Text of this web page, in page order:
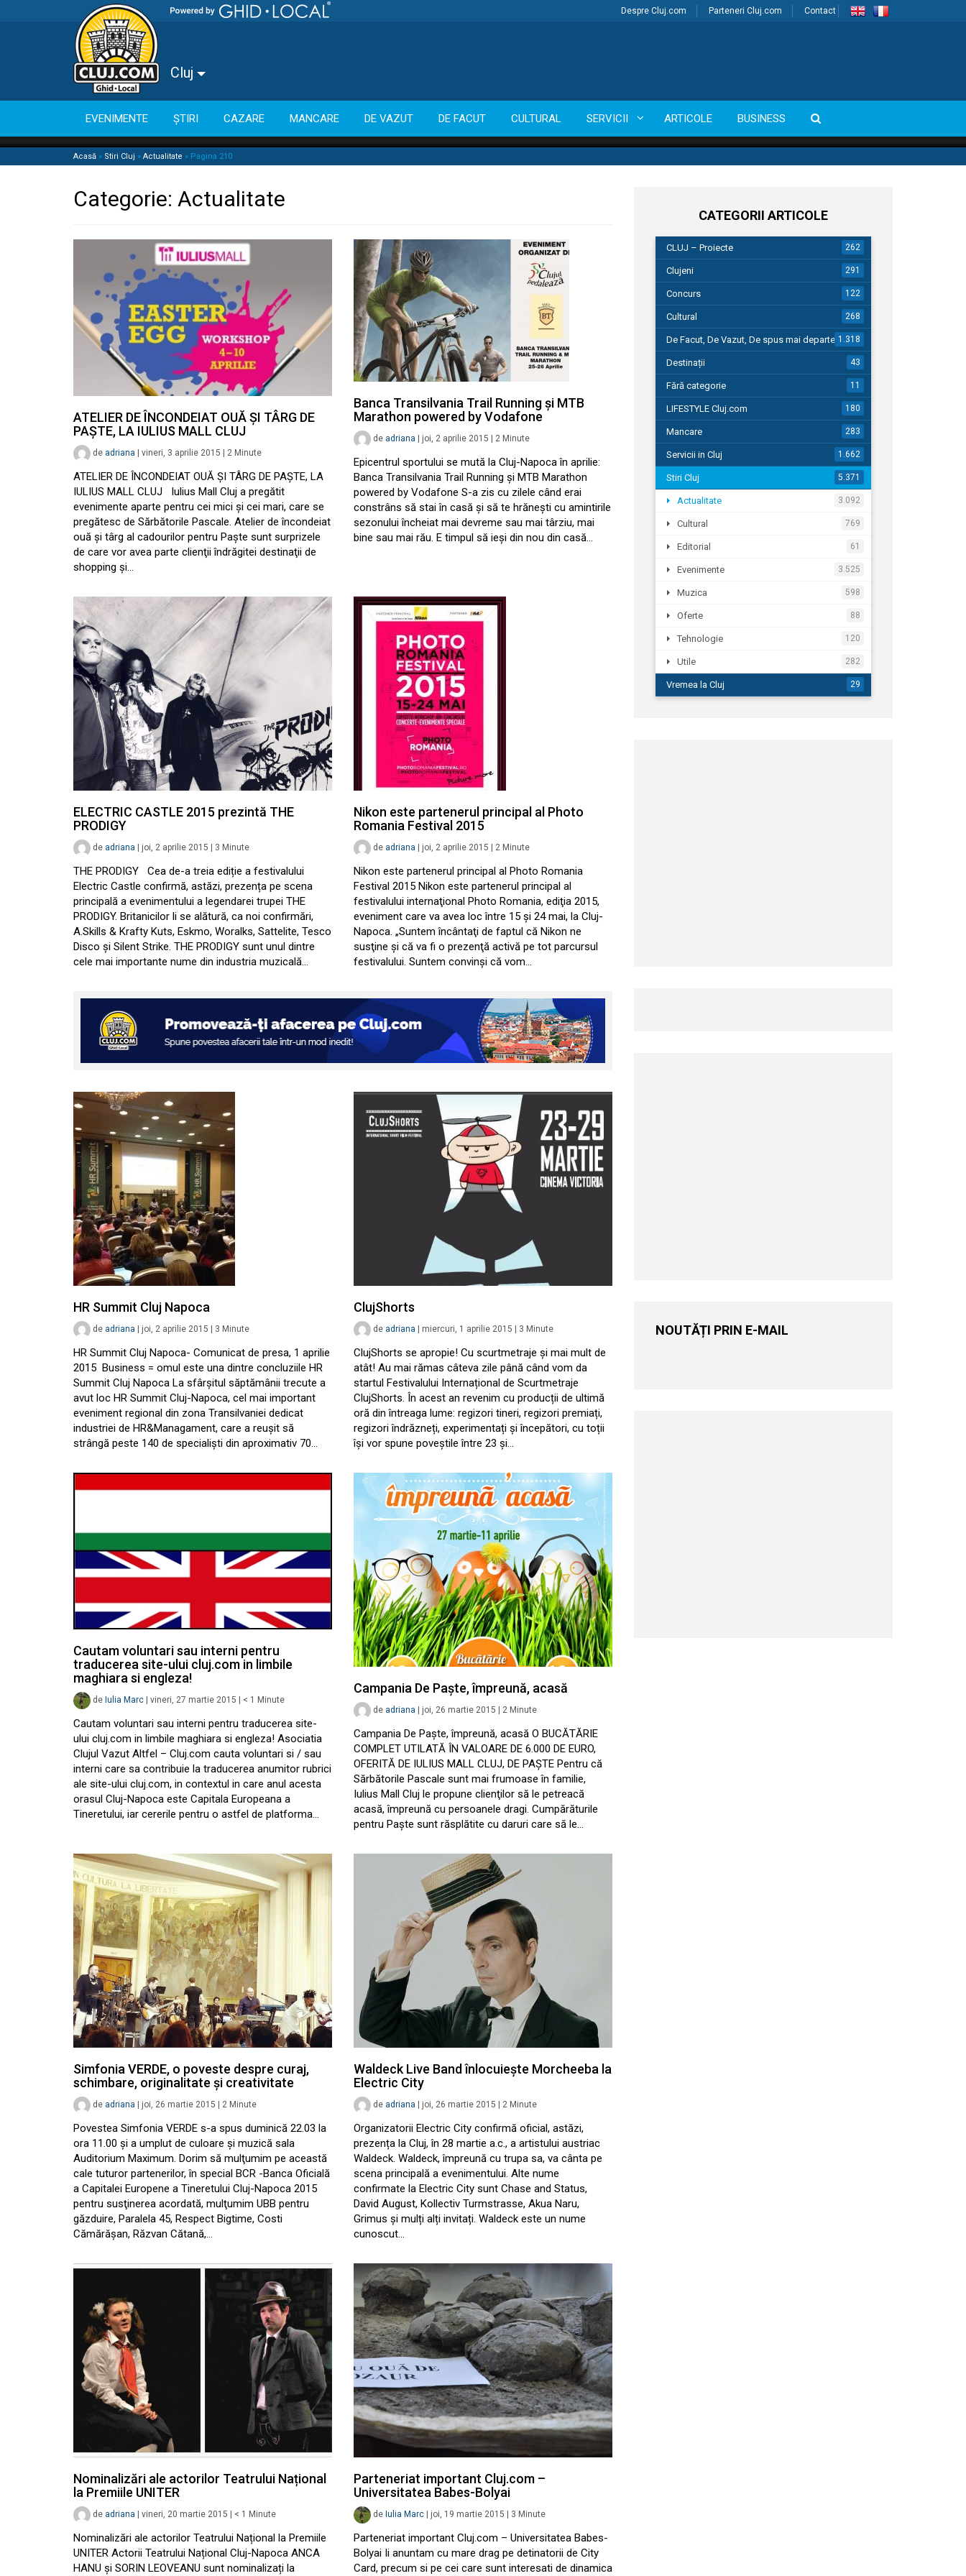
Despre Cluj.com Parteneri Cluj.com Contact
Cluj
EVENIMENTE ȘTIRI CAZARE MANCARE DE VAZUT DE FACUT CULTURAL SERVICII ARTICOLE BUSINESS
Acasă » Stiri Cluj » Actualitate » Pagina 210
Categorie: Actualitate
ATELIER DE ÎNCONDEIAT OUĂ ŞI TÂRG DE
PAŞTE, LA IULIUS MALL CLUJ
de adriana vineri, 3 aprilie 2015 2 Minute
ATELIER DE ÎNCONDEIAT OUĂ ŞI TÂRG DE PAŞTE, LA
IULIUS MALL CLUJ Iulius Mall Cluj a pregătit
evenimente aparte pentru cei mici şi cei mari, care se
pregătesc de Sărbătorile Pascale. Atelier de încondeiat
ouă şi târg al cadourilor pentru Paşte sunt surprizele
de care vor avea parte clienţii îndrăgitei destinaţii de
shopping şi…
Banca Transilvania Trail Running și MTB
Marathon powered by Vodafone
de adriana joi, 2 aprilie 2015 2 Minute
Epicentrul sportului se mută la Cluj-Napoca în aprilie:
Banca Transilvania Trail Running și MTB Marathon
powered by Vodafone S-a zis cu zilele când erai
constrâns să stai în casă și să te hrănești cu amintirile
sezonului încheiat mai devreme sau mai târziu, mai
bine sau mai rău. E timpul să ieși din nou din casă…
ELECTRIC CASTLE 2015 prezintă THE
PRODIGY
de adriana joi, 2 aprilie 2015 3 Minute
THE PRODIGY Cea de-a treia ediție a festivalului
Electric Castle confirmă, astăzi, prezența pe scena
principală a evenimentului a legendarei trupei THE
PRODIGY. Britanicilor li se alătură, ca noi confirmări,
A.Skills & Krafty Kuts, Eskmo, Woralks, Sattelite, Tesco
Disco și Silent Strike. THE PRODIGY sunt unul dintre
cele mai importante nume din industria muzicală…
Nikon este partenerul principal al Photo
Romania Festival 2015
de adriana joi, 2 aprilie 2015 2 Minute
Nikon este partenerul principal al Photo Romania
Festival 2015 Nikon este partenerul principal al
festivalului internaţional Photo Romania, ediţia 2015,
eveniment care va avea loc între 15 şi 24 mai, la Cluj-
Napoca. „Suntem încântaţi de faptul că Nikon ne
susţine şi că va fi o prezenţă activă pe tot parcursul
festivalului. Suntem convinşi că vom…
HR Summit Cluj Napoca
de adriana joi, 2 aprilie 2015 3 Minute
HR Summit Cluj Napoca- Comunicat de presa, 1 aprilie
2015 Business = omul este una dintre concluziile HR
Summit Cluj Napoca La sfârșitul săptămânii trecute a
avut loc HR Summit Cluj-Napoca, cel mai important
eveniment regional din zona Transilvaniei dedicat
industriei de HR&Managament, care a reușit să
strângă peste 140 de specialiști din aproximativ 70…
ClujShorts
de adriana miercuri, 1 aprilie 2015 3 Minute
ClujShorts se apropie! Cu scurtmetraje și mai mult de
atât! Au mai rămas câteva zile până când vom da
startul Festivalului Internațional de Scurtmetraje
ClujShorts. În acest an revenim cu producții de ultimă
oră din întreaga lume: regizori tineri, regizori premiați,
regizori îndrăzneți, experimentați și începători, cu toții
își vor spune poveștile între 23 și…
Cautam voluntari sau interni pentru
traducerea site-ului cluj.com in limbile
maghiara si engleza!
de Iulia Marc | vineri, 27 martie 2015 | < 1 Minute
Cautam voluntari sau interni pentru traducerea site-
ului cluj.com in limbile maghiara si engleza! Asociatia
Clujul Vazut Altfel – Cluj.com cauta voluntari si / sau
interni care sa contribuie la traducerea anumitor rubrici
ale site-ului cluj.com, in contextul in care anul acesta
orasul Cluj-Napoca este Capitala Europeana a
Tineretului, iar cererile pentru o astfel de platforma…
Campania De Paşte, împreună, acasă
de adriana joi, 26 martie 2015 2 Minute
Campania De Paşte, împreună, acasă O BUCĂTĂRIE
COMPLET UTILATĂ ÎN VALOARE DE 6.000 DE EURO,
OFERITĂ DE IULIUS MALL CLUJ, DE PAŞTE Pentru că
Sărbătorile Pascale sunt mai frumoase în familie,
Iulius Mall Cluj le propune clienţilor să le petreacă
acasă, împreună cu persoanele dragi. Cumpărăturile
pentru Paşte sunt răsplătite cu daruri care să le…
Simfonia VERDE, o poveste despre curaj,
schimbare, originalitate şi creativitate
de adriana joi, 26 martie 2015 2 Minute
Povestea Simfonia VERDE s-a spus duminică 22.03 la
ora 11.00 şi a umplut de culoare şi muzică sala
Auditorium Maximum. Dorim să mulţumim pe această
cale tuturor partenerilor, în special BCR -Banca Oficială
a Capitalei Europene a Tineretului Cluj-Napoca 2015
pentru susţinerea acordată, mulţumim UBB pentru
găzduire, Paralela 45, Respect Bigtime, Costi
Cămărăşan, Răzvan Cătană,…
Waldeck Live Band înlocuiește Morcheeba la
Electric City
de adriana joi, 26 martie 2015 2 Minute
Organizatorii Electric City confirmă oficial, astăzi,
prezența la Cluj, în 28 martie a.c., a artistului austriac
Waldeck. Waldeck, împreună cu trupa sa, va cânta pe
scena principală a evenimentului. Alte nume
confirmate la Electric City sunt Chase and Status,
David August, Kollectiv Turmstrasse, Akua Naru,
Grimus și mulți alți invitați. Waldeck este un nume
cunoscut…
Nominalizări ale actorilor Teatrului Național
la Premiile UNITER
de adriana vineri, 20 martie 2015 < 1 Minute
Nominalizări ale actorilor Teatrului Național la Premiile
UNITER Actorii Teatrului Național Cluj-Napoca ANCA
HANU și SORIN LEOVEANU sunt nominalizați la
Parteneriat important Cluj.com –
Universitatea Babes-Bolyai
de Iulia Marc joi, 19 martie 2015 3 Minute
Parteneriat important Cluj.com – Universitatea Babes-
Bolyai Ii anuntam cu mare drag pe detinatorii de City
Card, precum si pe cei care sunt interesati de dinamica
CATEGORII ARTICOLE
CLUJ – Proiecte 262
Clujeni 291
Concurs 122
Cultural 268
De Facut, De Vazut, De spus mai departe…1.318
Destinații 43
Fără categorie 11
LIFESTYLE Cluj.com 180
Mancare 283
Servicii in Cluj 1.662
Stiri Cluj 5.371
Actualitate 3.092
Cultural 769
Editorial 61
Evenimente 3.525
Muzica 598
Oferte 88
Tehnologie 120
Utile 282
Vremea la Cluj 29
NOUTĂȚI PRIN E-MAIL